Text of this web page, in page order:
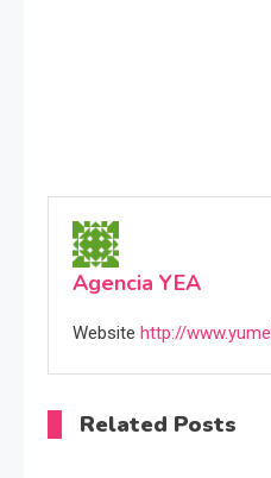
Agencia YEA
Website http://
Related Posts